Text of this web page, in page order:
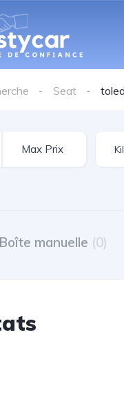
Seat
Boîte manuelle (0)